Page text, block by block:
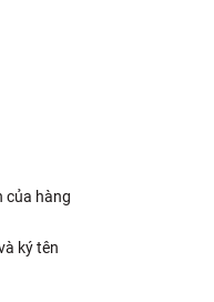
của hàng
ký tên